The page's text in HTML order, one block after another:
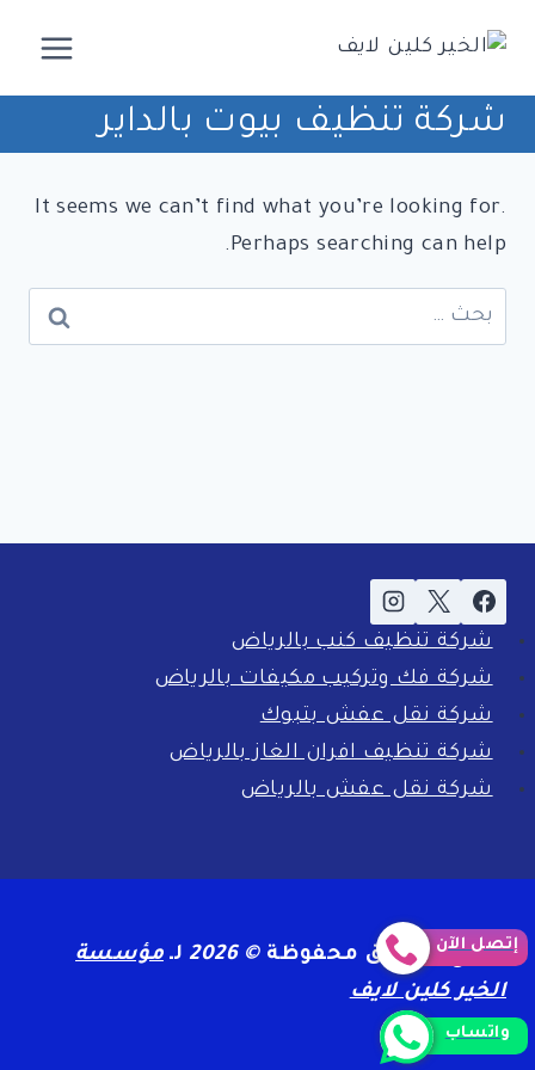
إلى
المحتوى
شركة تنظيف بيوت بالداير
It seems we can’t find what you’re looking for.
Perhaps searching can help.
البحث
عن:
شركة تنظيف كنب بالرياض
شركة فك وتركيب مكيفات بالرياض
شركة نقل عفش بتبوك
شركة تنظيف افران الغاز بالرياض
شركة نقل عفش بالرياض
جميع الحقوق محفوظة© 2026 لـمؤسسة
الخير كلين لايف
إتصل الآن
واتساب